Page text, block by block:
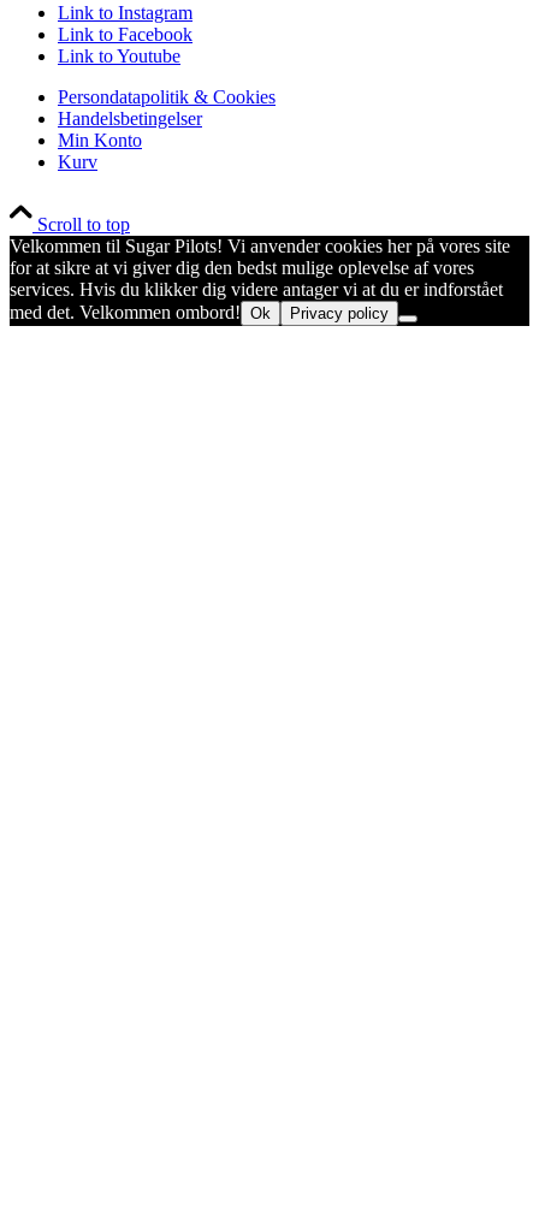
Link to Instagram
Link to Facebook
Link to Youtube
Persondatapolitik & Cookies
Handelsbetingelser
Min Konto
Kurv
Scroll to top
Velkommen til Sugar Pilots! Vi anvender cookies her på vores site
for at sikre at vi giver dig den bedst mulige oplevelse af vores
services. Hvis du klikker dig videre antager vi at du er indforstået
med det. Velkommen ombord! Ok Privacy policy